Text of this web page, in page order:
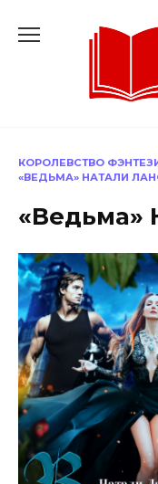
КОРОЛЕВСТВО
«ВЕДЬМА» НАТАЛИ
«Ведьма»